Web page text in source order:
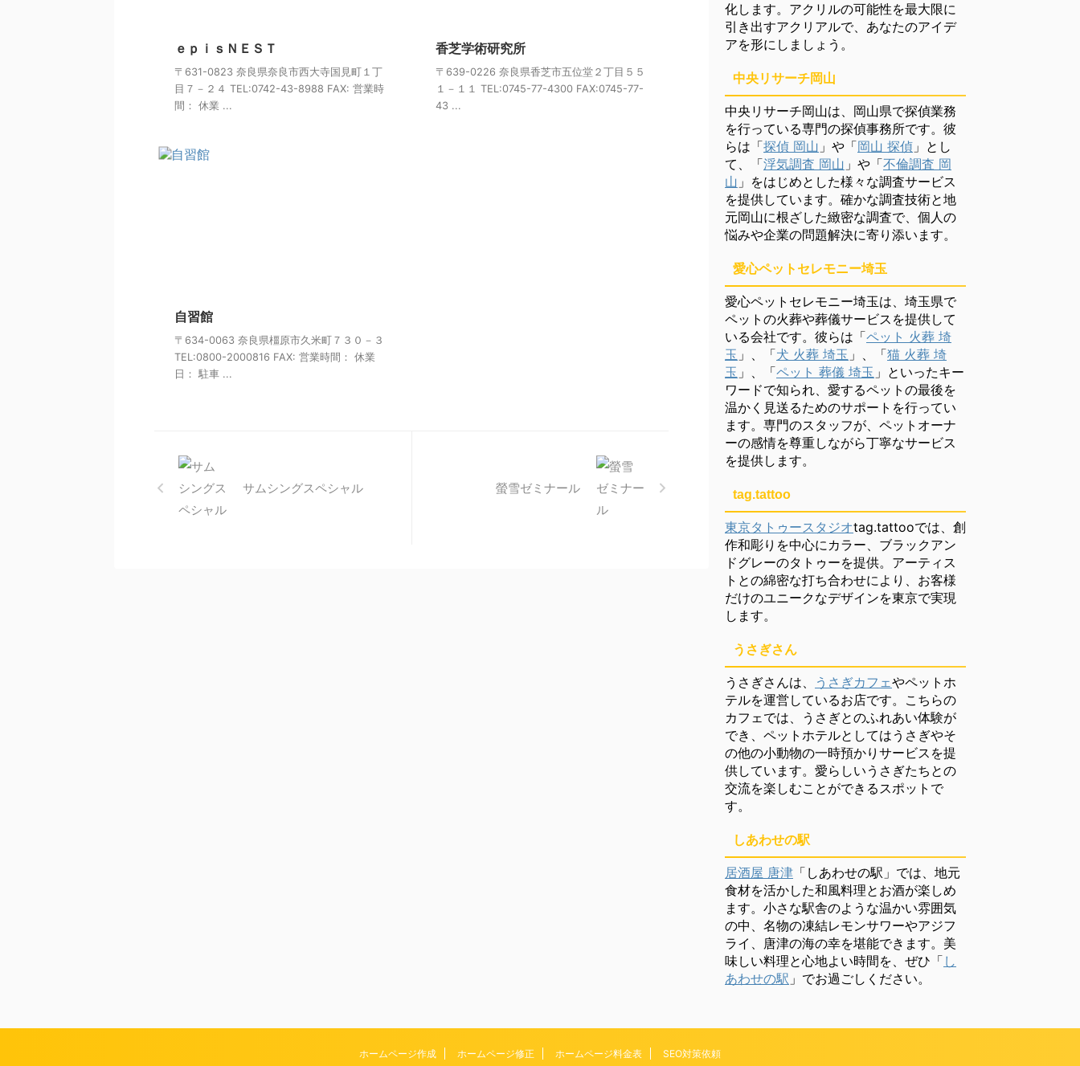
ｅｐｉｓＮＥＳＴ
〒631-0823 奈良県奈良市西大寺国見町１丁
目７－２４ TEL:0742-43-8988 FAX: 営業時
間： 休業 ...
香芝学術研究所
〒639-0226 奈良県香芝市五位堂２丁目５５
１－１１ TEL:0745-77-4300 FAX:0745-77-
43 ...
自習館
〒634-0063 奈良県橿原市久米町７３０－３
TEL:0800-2000816 FAX: 営業時間： 休業
日： 駐車 ...
サムシングスペシャル 螢雪ゼミナール
化します。アクリルの可能性を最大限に
引き出すアクリアルで、あなたのアイデ
アを形にしましょう。
中央リサーチ岡山
中央リサーチ岡山は、岡山県で探偵業務
を行っている専門の探偵事務所です。彼
らは「探偵 岡山 」や「岡山 探偵 」とし
て、「浮気調査 岡山 」や「不倫調査 岡
山 」をはじめとした様々な調査サービス
を提供しています。確かな調査技術と地
元岡山に根ざした緻密な調査で、個人の
悩みや企業の問題解決に寄り添います。
愛心ペットセレモニー埼玉
愛心ペットセレモニー埼玉は、埼玉県で
ペットの火葬や葬儀サービスを提供して
いる会社です。彼らは「ペット 火葬 埼
玉 」、「犬 火葬 埼玉 」、「猫 火葬 埼
玉 」、「ペット 葬儀 埼玉 」といったキー
ワードで知られ、愛するペットの最後を
温かく見送るためのサポートを行ってい
ます。専門のスタッフが、ペットオーナ
ーの感情を尊重しながら丁寧なサービス
を提供します。
tag.tattoo
東京タトゥースタジオtag.tattooでは、創
作和彫りを中心にカラー、ブラックアン
ドグレーのタトゥーを提供。アーティス
トとの綿密な打ち合わせにより、お客様
だけのユニークなデザインを東京で実現
します。
うさぎさん
うさぎさんは、 うさぎカフェやペットホ
テルを運営しているお店です。こちらの
カフェでは、うさぎとのふれあい体験が
でき、ペットホテルとしてはうさぎやそ
の他の小動物の一時預かりサービスを提
供しています。愛らしいうさぎたちとの
交流を楽しむことができるスポットで
す。
しあわせの駅
居酒屋 唐津 「しあわせの駅」では、地元
食材を活かした和風料理とお酒が楽しめ
ます。小さな駅舎のような温かい雰囲気
の中、名物の凍結レモンサワーやアジフ
ライ、唐津の海の幸を堪能できます。美
味しい料理と心地よい時間を、ぜひ「 し
あわせの駅 」でお過ごしください。
ホームページ作成 ホームページ修正 ホームページ料金表 SEO対策依頼